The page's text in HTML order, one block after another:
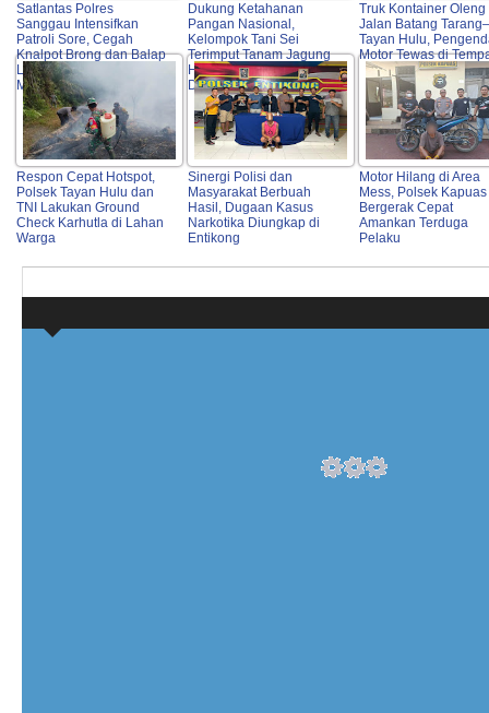
Satlantas Polres
Sanggau Intensifkan
Patroli Sore, Cegah
Knalpot Brong dan Balap
Liar Demi Keselamatan
Masyarakat
Dukung Ketahanan
Pangan Nasional,
Kelompok Tani Sei
Terimput Tanam Jagung
Hibrida di Beduai
Didampingi Polri
Truk Kontainer Oleng
Jalan Batang Tarang–
Tayan Hulu,
Motor Tewas di
Respon Cepat Hotspot,
Polsek Tayan Hulu dan
TNI Lakukan Ground
Check Karhutla di Lahan
Warga
Sinergi Polisi dan
Masyarakat Berbuah
Hasil, Dugaan Kasus
Narkotika Diungkap di
Entikong
Motor Hilang di Area
Mess, Polsek Kapuas
Bergerak Cepat
Amankan Terduga
Pelaku